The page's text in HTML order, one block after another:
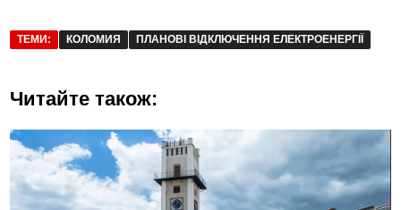
ТЕМИ: КОЛОМИЯ ПЛАНОВІ ВІДКЛЮЧЕННЯ ЕЛЕКТРОЕНЕРГІЇ
Читайте також: